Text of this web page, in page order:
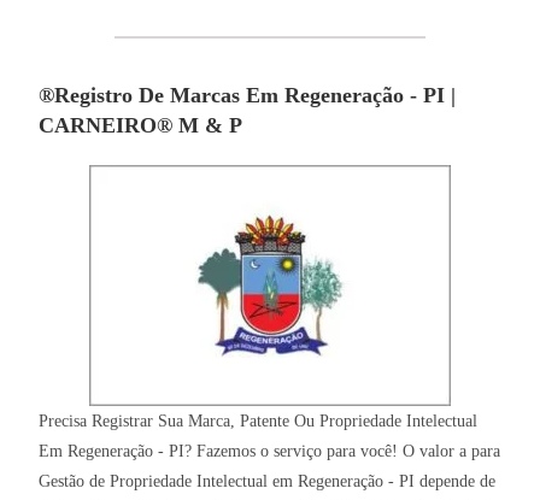
®Registro De Marcas Em Regeneração - PI |
CARNEIRO® M & P
Precisa Registrar Sua Marca, Patente Ou Propriedade Intelectual
Em Regeneração - PI? Fazemos o serviço para você! O valor a para
Gestão de Propriedade Intelectual em Regeneração - PI depende de